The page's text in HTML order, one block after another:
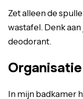
Zet alleen de
wastafel. Denk
deodorant.
In mijn badkamer